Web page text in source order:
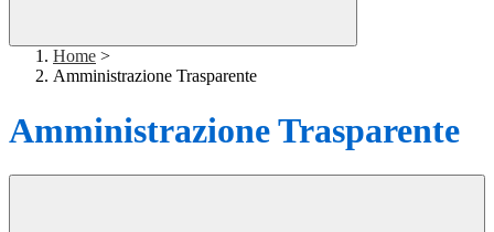
Home >
Amministrazione Trasparente
Amministrazione Trasparente